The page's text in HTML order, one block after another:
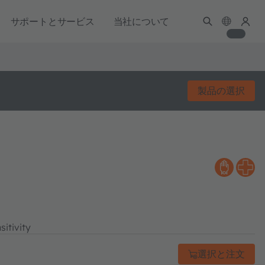
サポートとサービス 当社について
製品の選択
選択と注文